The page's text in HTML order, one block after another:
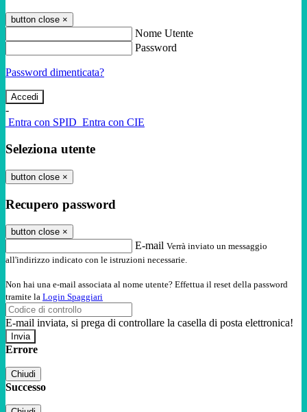
button close ×
Nome Utente
Password
Password dimenticata?
-
Entra con SPID Entra con CIE
Seleziona utente
button close ×
Recupero password
button close ×
E-mail Verrà inviato un messaggio
all'indirizzo indicato con le istruzioni necessarie.
Non hai una e-mail associata al nome utente? Effettua il reset della password
tramite la Login Spaggiari
E-mail inviata, si prega di controllare la casella di posta elettronica!
Errore
Chiudi
Successo